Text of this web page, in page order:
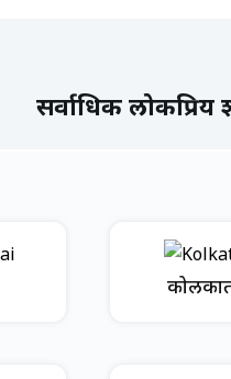
सर्वाधिक लोकप्रिय